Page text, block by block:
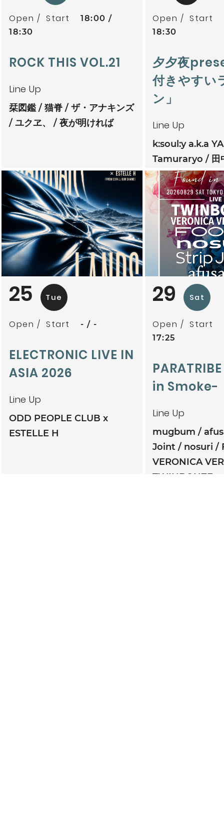
Open Start
18:00
18:30
ROCK THIS VOL.21
Line Up
栞図鑑 猫脊
ザ・アナキンズ
ユクヱ、
夜が明ければ
Open Start
18:30
夕夕夜
付きやすい
ン」
Line Up
k:soul:y a.k.a
Tamuraryo
田
mitoriz
杏仁ク
tsubatics + 松村
ケ無
夕夕夜
25 Tue
Open Start - -
ELECTRONIC LIVE IN
ASIA 2026
Line Up
ODD PEOPLE CLUB x
ESTELLE H
29 Sat
Open Start
17:25
in Smoke-
Line Up
mugbum
Joint
nosuri
VERONICA
TWINBONZE